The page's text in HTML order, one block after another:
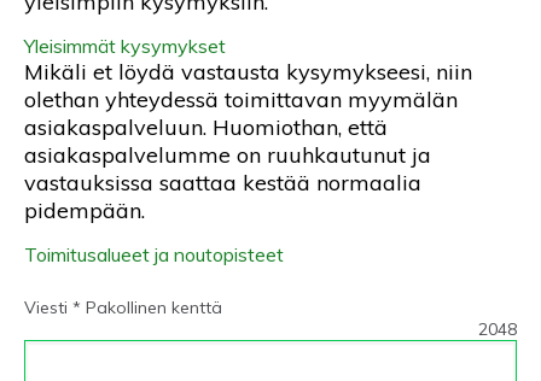
Yleisimmät kysymykset
Mikäli et löydä vastausta kysymykseesi, niin
olethan yhteydessä toimittavan myymälän
asiakaspalveluun. Huomiothan, että
asiakaspalvelumme on ruuhkautunut ja
vastauksissa saattaa kestää normaalia
pidempään.
Toimitusalueet ja noutopisteet
Viesti * Pakollinen kenttä
2048